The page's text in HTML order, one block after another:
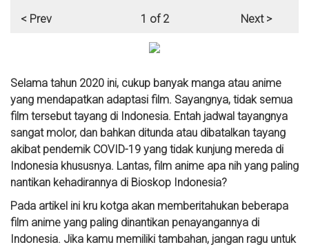
< Prev 1 of 2 Next >
Selama tahun 2020 ini, cukup banyak manga atau anime
yang mendapatkan adaptasi film. Sayangnya, tidak semua
film tersebut tayang di Indonesia. Entah jadwal tayangnya
sangat molor, dan bahkan ditunda atau dibatalkan tayang
akibat pendemik COVID-19 yang tidak kunjung mereda di
Indonesia khususnya. Lantas, film anime apa nih yang paling
nantikan kehadirannya di Bioskop Indonesia?
Pada artikel ini kru kotga akan memberitahukan beberapa
film anime yang paling dinantikan penayangannya di
Indonesia. Jika kamu memiliki tambahan, jangan ragu untuk